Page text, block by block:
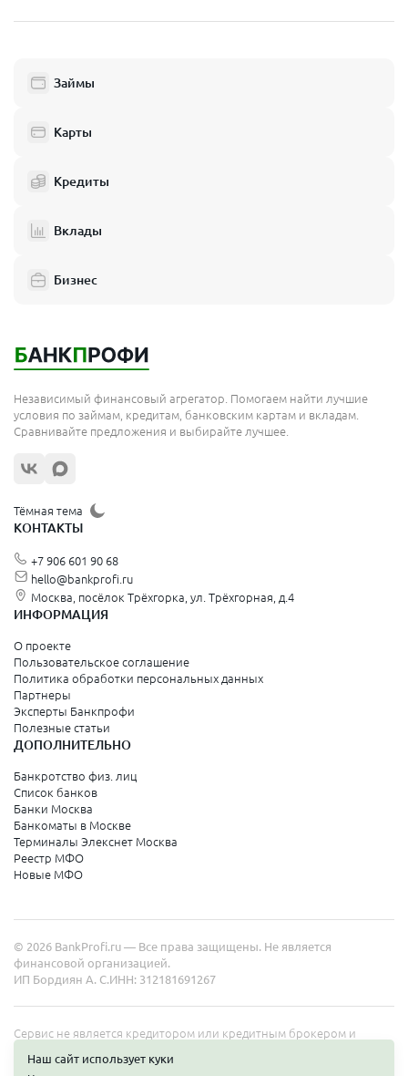
Балашиха
Одинцово
Электросталь
Реутов
Подольск
Королёв
Сергиев Посад
Орехово-Зуево
Щёлково
Видное
Зеленоград
Санкт-Петербург и Ленинградская область
Колпино
Санкт-Петербург
Краснодарский край
Армавир
Сочи
Анапа
Ейск
Займы
Карты
Кредиты
Вклады
Бизнес
Независимый финансовый агрегатор. Помогаем найти лучшие
условия по займам, кредитам, банковским картам и вкладам.
Сравнивайте предложения и выбирайте лучшее.
Тёмная тема
КОНТАКТЫ
+7 906 601 90 68
hello@bankprofi.ru
Москва, посёлок Трёхгорка, ул. Трёхгорная, д.4
ИНФОРМАЦИЯ
О проекте
Пользовательское соглашение
Политика обработки персональных данных
Партнеры
Эксперты Банкпрофи
Полезные статьи
ДОПОЛНИТЕЛЬНО
Банкротство физ. лиц
Список банков
Банки Москва
Банкоматы в Москве
Терминалы Элекснет Москва
Реестр МФО
Новые МФО
© 2026 BankProfi.ru — Все права защищены. Не является
финансовой организацией.
ИП Бордиян А. С.ИНН: 312181691267
Сервис не является кредитором или кредитным брокером и
на сайте не является публичной офертой. Полные условия услуг
Наш сайт использует куки